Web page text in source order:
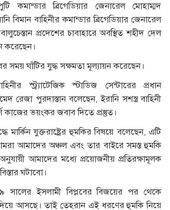
কমান্ডার ব্রিগেডিয়ার জেনারেল মোহাম্মদ
বিমান বাহিনীর কমান্ডার ব্রিগেডিয়ার জেনারেল
প্রদেশের চাবাহারে অবস্থিত শহীদ দেল
করেছেন।
সময় ঘাঁটির যুদ্ধ সক্ষমতা মূল্যায়ন করেছেন।
স্ট্র্যাটেজিক স্টাডিজ সেন্টারের প্রধান
রেজা পুরদাস্তান বলেছেন, ইরানি সশস্ত্র বাহিনী
ভয়ংকর জবাব দিতে প্রস্তুত।
মার্কিন যুক্তরাষ্ট্রের হুমকির বিষয়ে বলেছেন, এটি
আমাদের অঞ্চল এবং তার বাইরে সমস্ত হুমকি
আমাদের মধ্যে প্রয়োজনীয় প্রতিরক্ষামূলক
ঘটাবো।
ইসলামী বিপ্লবের বিজয়ের পর থেকে
আসছে। তাই তেহরান এই ধরণের হুমকি নিয়ে